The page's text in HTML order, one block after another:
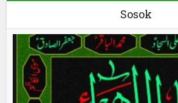
Sosok